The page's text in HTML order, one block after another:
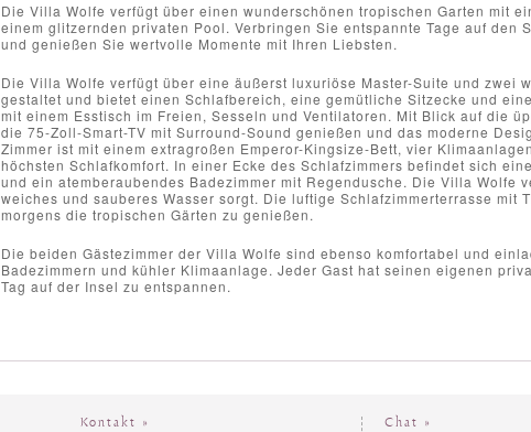
Die Villa Wolfe verfügt über einen wunderschönen tropischen Garten mit
einem glitzernden privaten Pool. Verbringen Sie entspannte Tage auf
und genießen Sie wertvolle Momente mit Ihren Liebsten.
Die Villa Wolfe verfügt über eine äußerst luxuriöse Master-Suite und zwei
gestaltet und bietet einen Schlafbereich, eine gemütliche Sitzecke und
mit einem Esstisch im Freien, Sesseln und Ventilatoren. Mit Blick auf die
die 75-Zoll-Smart-TV mit Surround-Sound genießen und das moderne
Zimmer ist mit einem extragroßen Emperor-Kingsize-Bett, vier
höchsten Schlafkomfort. In einer Ecke des Schlafzimmers befindet sich
und ein atemberaubendes Badezimmer mit Regendusche. Die Villa Wolfe
weiches und sauberes Wasser sorgt. Die luftige Schlafzimmerterrasse mit
morgens die tropischen Gärten zu genießen.
Die beiden Gästezimmer der Villa Wolfe sind ebenso komfortabel und
Badezimmern und kühler Klimaanlage. Jeder Gast hat seinen eigenen
Tag auf der Insel zu entspannen.
Kontakt » Chat »